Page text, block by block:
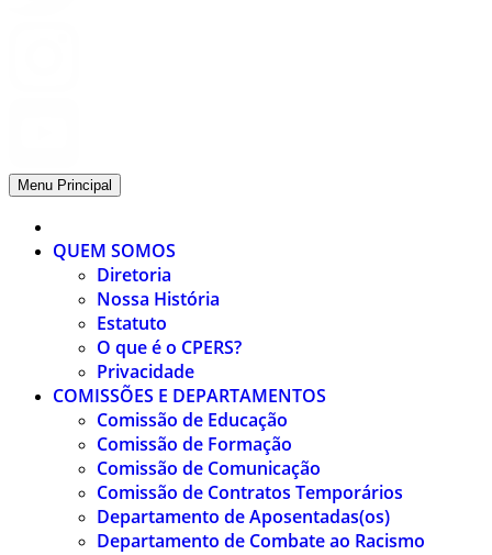
Menu Principal
QUEM SOMOS
Diretoria
Nossa História
Estatuto
O que é o CPERS?
Privacidade
COMISSÕES E DEPARTAMENTOS
Comissão de Educação
Comissão de Formação
Comissão de Comunicação
Comissão de Contratos Temporários
Departamento de Aposentadas(os)
Departamento de Combate ao Racismo